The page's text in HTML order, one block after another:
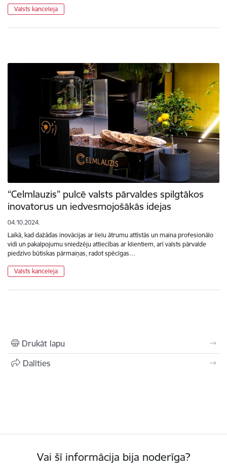
Valsts kanceleja
“Celmlauzis” pulcē valsts pārvaldes spilgtākos
inovatorus un iedvesmojošākās idejas
04.10.2024.
Laikā, kad dažādas inovācijas ar lielu ātrumu attīstās un maina profesionālo
vidi un pakalpojumu sniedzēju attiecības ar klientiem, arī valsts pārvalde
piedzīvo būtiskas pārmaiņas, radot spēcīgas…
Valsts kanceleja
Drukāt lapu
Dalīties
Vai šī informācija bija noderīga?